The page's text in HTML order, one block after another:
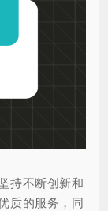
持不断创新和
质的服务，同